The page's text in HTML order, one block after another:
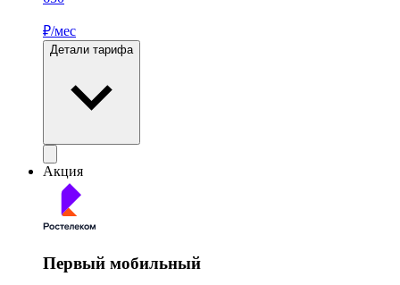
₽/мес
Детали тарифа
Акция
Первый мобильный